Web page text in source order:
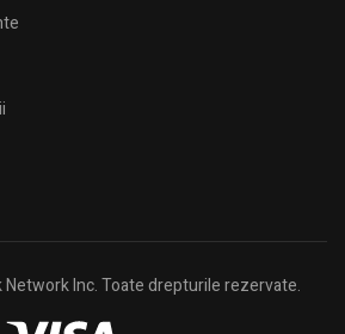
Inc. Toate drepturile rezervate.